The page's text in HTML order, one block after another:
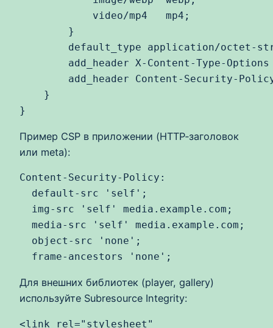
            video/mp4   mp4;
        }
default_type application/octet-
add_header X-Content-Type-Options
add_header Content-Security-
    }
}
Пример CSP в приложении (HTTP‑заголовок
или meta):
Content-Security-Policy:
  default-src 'self';
  img-src 'self' media.example.com;
  media-src 'self' media.example.com;
  object-src 'none';
  frame-ancestors 'none';
Для внешних библиотек (player, gallery)
используйте Subresource Integrity:
<link rel="stylesheet"